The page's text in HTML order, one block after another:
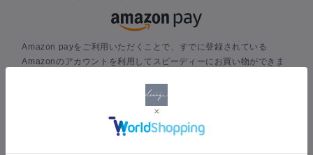
Amazon payをご利用いただくことで、すでに登録されている
Amazonのアカウントを利用してスピーディーにお買い物ができま
Amazonのアカウントに登録されているお支払い情報と配送先を選
択するだけで、新たな情報を入力することなくお買い物ができま
※当店でのポイント付与は対象外となります。